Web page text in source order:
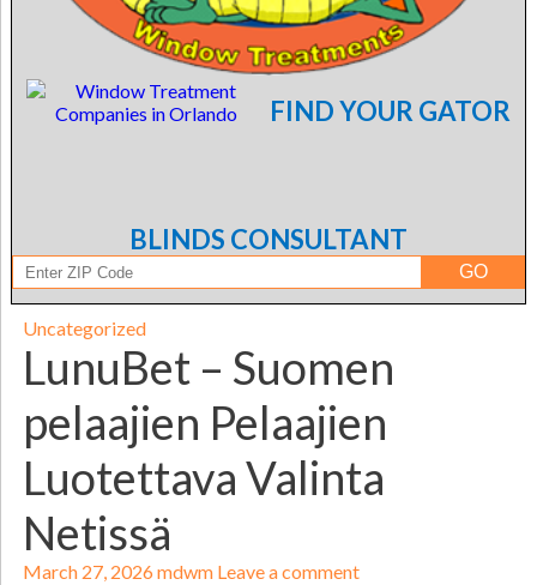
FIND YOUR GATOR
BLINDS CONSULTANT
Uncategorized
LunuBet – Suomen
pelaajien Pelaajien
Luotettava Valinta
Netissä
March 27, 2026mdwm Leave a comment